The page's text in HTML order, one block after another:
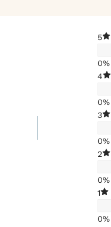
5
0%
4
0%
3
0%
2
0%
1
0%